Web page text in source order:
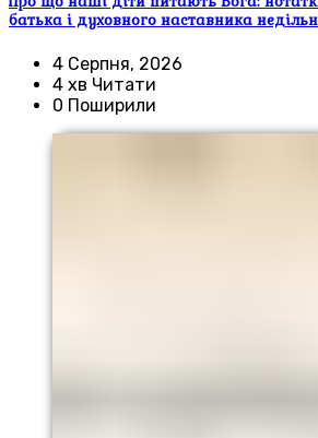
батька і духовного наставника
4 Серпня, 2026
4 хв Читати
0 Поширили